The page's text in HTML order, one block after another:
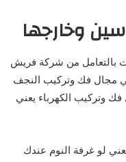
وخارجها
بالتعامل من شركة فريش
مجال فك وتركيب النجف
وتركيب الكهرباء يعني
لو غرفة النوم عندك